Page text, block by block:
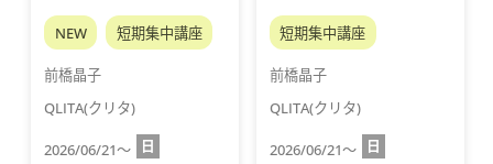
NEW 短期集中講座
前橋晶子
QLITA(クリタ)
2026/06/21～
日
短期集中講座
前橋晶子
QLITA(クリタ)
2026/06/21～
日